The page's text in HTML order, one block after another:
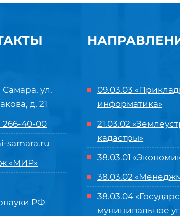
Самара, ул.
д. 21
266-40-00
samara.ru
«МИР»
РФ
09.03.03
информатика»
21.03.02
кадастры»
38.03.01
38.03.02
38.03.04
муниципальное